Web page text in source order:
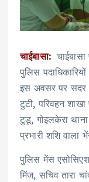
चाईबासा:
पुलिस
इस अवसर पर सदर
टुटी, परिवहन
टुडू, गोइलकेरा
प्रभारी शशि वाला
पुलिस मेंस
मिंज, सचिव तारा